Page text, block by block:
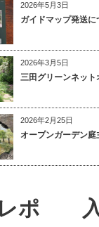
2026年5月3日
ガイドマップ発送に
2026年3月5日
三田グリーンネッ
2026年2月25日
オープンガーデン庭
レポ